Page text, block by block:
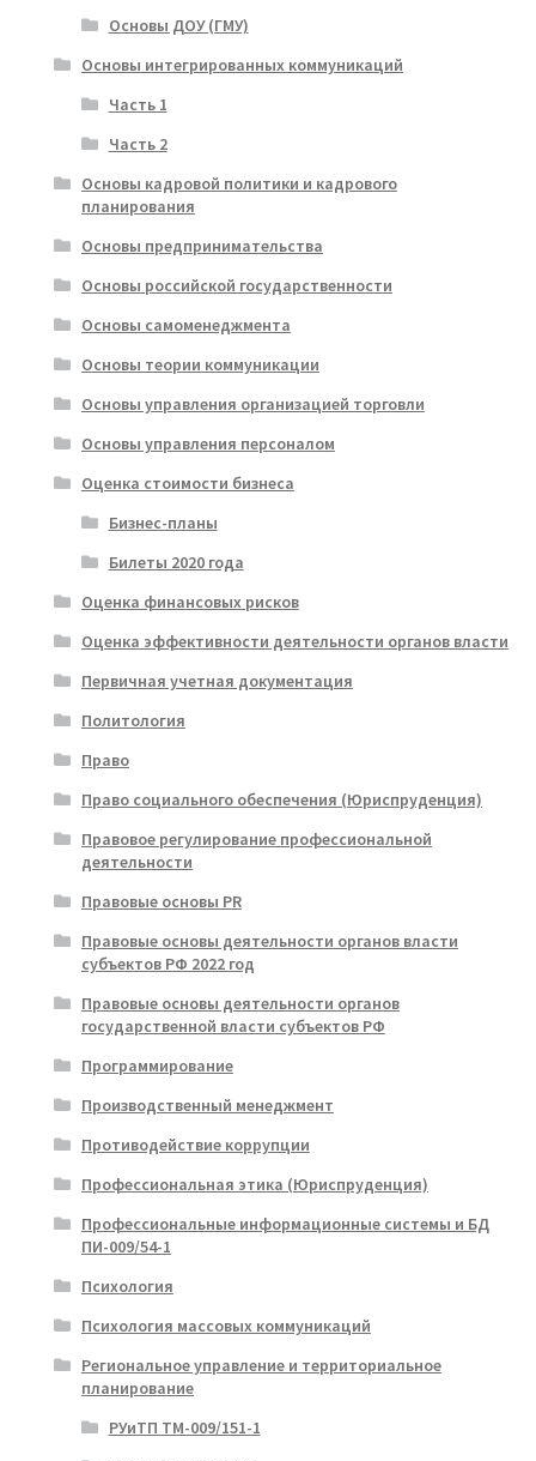
Основы ДОУ (ГМУ)
Основы интегрированных коммуникаций
Часть 1
Часть 2
Основы кадровой политики и кадрового
планирования
Основы предпринимательства
Основы российской государственности
Основы самоменеджмента
Основы теории коммуникации
Основы управления организацией торговли
Основы управления персоналом
Оценка стоимости бизнеса
Бизнес-планы
Билеты 2020 года
Оценка финансовых рисков
Оценка эффективности деятельности органов власти
Первичная учетная документация
Политология
Право
Право социального обеспечения (Юриспруденция)
Правовое регулирование профессиональной
деятельности
Правовые основы PR
Правовые основы деятельности органов власти
субъектов РФ 2022 год
Правовые основы деятельности органов
государственной власти субъектов РФ
Программирование
Производственный менеджмент
Противодействие коррупции
Профессиональная этика (Юриспруденция)
Профессиональные информационные системы и БД
ПИ-009/54-1
Психология
Психология массовых коммуникаций
Региональное управление и территориальное
планирование
РУиТП ТМ-009/151-1